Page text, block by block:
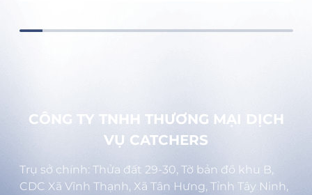
CÔNG TY TNHH THƯƠNG MẠI DỊCH
VỤ CATCHERS
Trụ sở chính: Thửa đất 29-30, Tờ bản đồ khu B,
CDC Xã Vĩnh Thạnh, Xã Tân Hưng, Tỉnh Tây Ninh,